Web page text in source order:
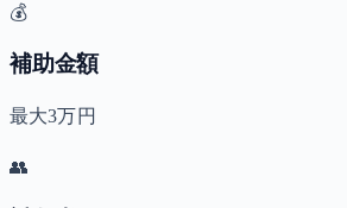
💰
補助金額
最大3万円
👥